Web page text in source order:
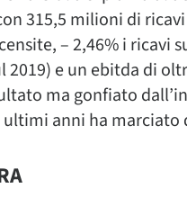
315,5 milioni di
– 2,46% i ricavi
2019) e un ebitda di
ma gonfiato
anni ha marciato